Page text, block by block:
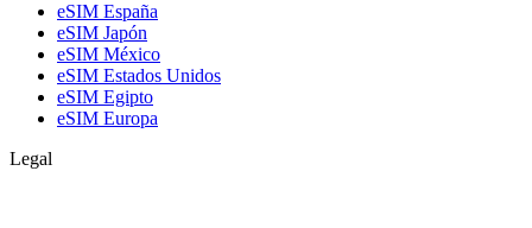
eSIM España
eSIM Japón
eSIM México
eSIM Estados Unidos
eSIM Egipto
eSIM Europa
Legal